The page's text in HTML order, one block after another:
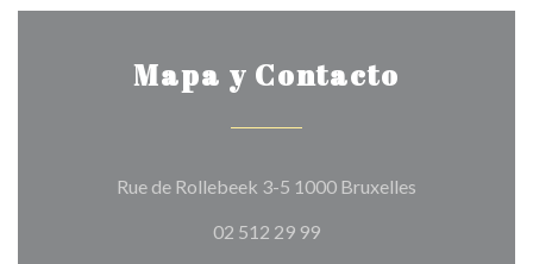
Mapa y Contacto
Rue de Rollebeek 3-5 1000 Bruxelles
02 512 29 99